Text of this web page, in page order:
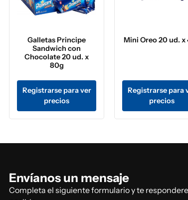
Galletas Principe
Sandwich con
Chocolate 20 ud. x
80g
Registrarse para ver
precios
Mini Oreo 20 ud. x
Registrarse para
precios
Envíanos un mensaje
Completa el siguiente formulario y te